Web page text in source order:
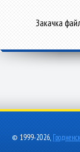
Закачка
© 1999-2026,